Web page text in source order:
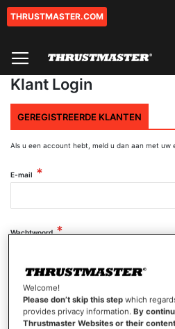
Ga
inhoud
THRUSTMASTER.COM
Klant Login
GEREGISTREERDE KLANTEN
Als u een account hebt, meld u dan aan met uw
E-mail
Wachtwoord
Wachtwoord tonen
Welcome!
Please don’t skip this step which
provides privacy information.By
Thrustmaster Websites or their content